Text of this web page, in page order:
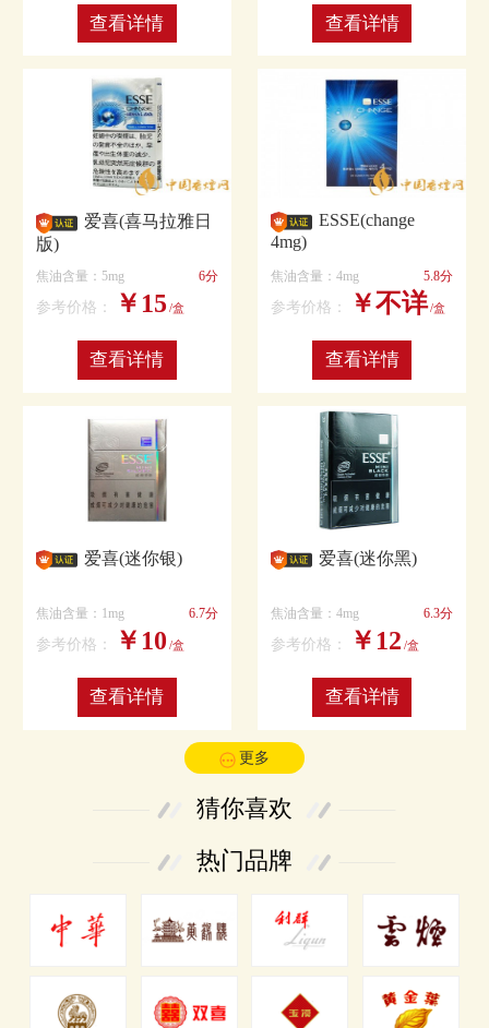
查看详情 查看详情
爱喜(喜马拉雅日
版)
焦油含量：5mg 6分
参考价格： ￥15 /盒
查看详情
ESSE(change
4mg)
焦油含量：4mg 5.8分
参考价格： ￥不详/盒
查看详情
爱喜(迷你银)
焦油含量：1mg 6.7分
参考价格： ￥10 /盒
查看详情
爱喜(迷你黑)
焦油含量：4mg 6.3分
参考价格： ￥12 /盒
查看详情
更多
猜你喜欢
热门品牌